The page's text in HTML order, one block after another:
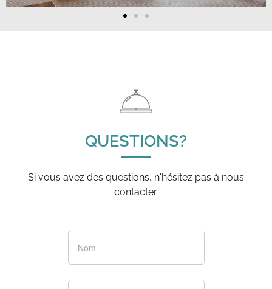
QUESTIONS?
Si vous avez des questions, n'hésitez pas à nous
contacter.